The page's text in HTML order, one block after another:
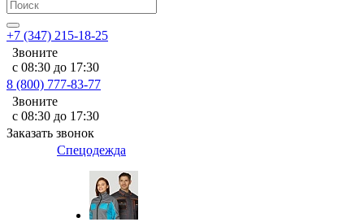
+7 (347) 215-18-25
Звоните
с 08:30 до 17:30
8 (800) 777-83-77
Звоните
с 08:30 до 17:30
Заказать звонок
Спецодежда